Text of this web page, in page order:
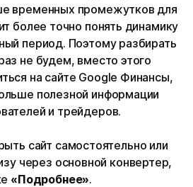
временных промежутков для
более точно понять динамику
период. Поэтому разбирать
не будем, вместо этого
на сайте Google Финансы,
полезной информации
и трейдеров.
сайт самостоятельно или
через основной конвертер,
«Подробнее».